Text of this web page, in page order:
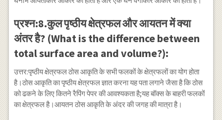
प्रश्न:8.कुल पृष्ठीय क्षेत्रफल और आयतन में क्या
अंतर है? (What is the difference between
total surface area and volume?):
उत्तर:पृष्ठीय क्षेत्रफल ठोस आकृति के सभी फलकों के क्षेत्रफलों का योग होता
है।ठोस आकृति का पृष्ठीय क्षेत्रफल ज्ञात करना यह पता लगाने जैसा है कि ठोस
को ढकने के लिए कितने रैपिंग पेपर की आवश्यकता है;यह बॉक्स के बाहरी फलकों
का क्षेत्रफल है।आयतन ठोस आकृति के अंदर की जगह की मात्रा है।